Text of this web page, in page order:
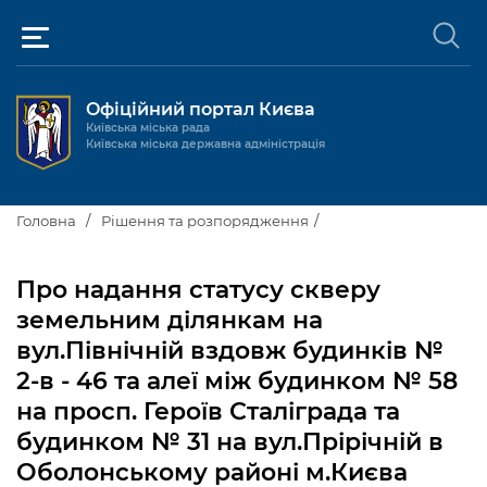
Офіційний портал Києва
Київська міська рада
Київська міська державна адміністрація
Київ та міська влада
Київська міська рада
Про Київ
Керівництво КМДА
Структура
Будинок та комунальні послуги
Пільги, субсидії та соціальний захист
Паспорт, свідоцтва та довідки
Лікарні та медицина
Громадськості
Реєстр громадських об'єднань
Громадські слухання
Місцеві ініціативи
Публічна інформація
Доступ до публічної інформації
Про систему обліку публічної
Для медіа / For Media
Новини та Анонси
корупції
Версія для людей з
порушеннями
Головна Рішення та розпорядження
Про надання статусу скверу
земельним ділянкам на
вул.Північній вздовж будинків №
2-в - 46 та алеї між будинком № 58
на просп. Героїв Сталіграда та
будинком № 31 на вул.Прірічній в
Оболонському районі м.Києва